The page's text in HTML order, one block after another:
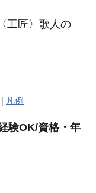
工匠〉歌人の
| 凡例
験OK/資格・年